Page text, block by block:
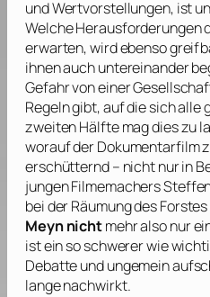
und Wertvorstellungen, ist
Welche Herausforderungen
erwarten, wird ebenso
ihnen auch untereinander
Gefahr von einer
Regeln gibt, auf die sich alle
zweiten Hälfte mag dies zu
worauf der Dokumentarfilm
erschütternd – nicht nur in
jungen Filmemachers
bei der Räumung des
Meyn nichtmehr also nur
ist ein so schwerer wie
Debatte und ungemein
lange nachwirkt.